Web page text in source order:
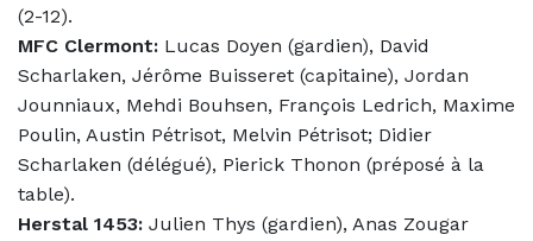
(2-12).
MFC Clermont: Lucas Doyen (gardien), David
Scharlaken, Jérôme Buisseret (capitaine), Jordan
Jounniaux, Mehdi Bouhsen, François Ledrich, Maxime
Poulin, Austin Pétrisot, Melvin Pétrisot; Didier
Scharlaken (délégué), Pierick Thonon (préposé à la
table).
Herstal 1453: Julien Thys (gardien), Anas Zougar